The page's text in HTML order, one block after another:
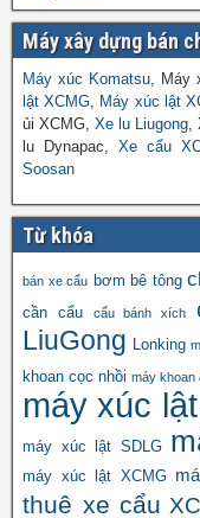
Máy xây dựng bán
Máy xúc Komatsu, Máy
lật XCMG, Máy xúc lật
ủi XCMG,Xe lu Liugong,
lu Dynapac, Xe cẩu
Soosan
Từ khóa
bán xe cẩu bơm bê tông
cần cẩu cẩu bánh xích
LiuGong Lonking
khoan cọc nhồi máy khoan
máy xúc lật
máy xúc lật SDLG
máy xúc lật XCMG
thuê xe cẩu